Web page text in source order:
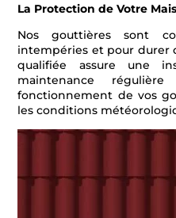
La Protection de Votre
Nos gouttières sont
intempéries et pour durer
qualifiée assure une
maintenance
fonctionnement de vos
les conditions